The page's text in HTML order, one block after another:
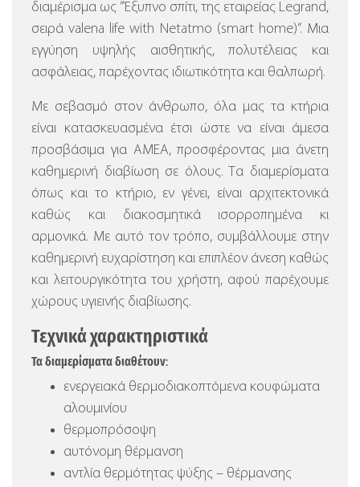
διαμέρισμα ως ”Έξυπνο σπίτι, της εταιρείας Legrand,
σειρά valena life with Netatmo (smart home)”. Μια
εγγύηση υψηλής αισθητικής, πολυτέλειας και
ασφάλειας, παρέχοντας ιδιωτικότητα και θαλπωρή.
Με σεβασμό στον άνθρωπο, όλα μας τα κτήρια
είναι κατασκευασμένα έτσι ώστε να είναι άμεσα
προσβάσιμα για ΑΜΕΑ, προσφέροντας μια άνετη
καθημερινή διαβίωση σε όλους. Τα διαμερίσματα
όπως και το κτήριο, εν γένει, είναι αρχιτεκτονικά
καθώς και διακοσμητικά ισορροπημένα κι
αρμονικά. Με αυτό τον τρόπο, συμβάλλουμε στην
καθημερινή ευχαρίστηση και επιπλέον άνεση καθώς
και λειτουργικότητα του χρήστη, αφού παρέχουμε
χώρους υγιεινής διαβίωσης.
Τεχνικά χαρακτηριστικά
Τα διαμερίσματα διαθέτουν:
ενεργειακά θερμοδιακοπτόμενα κουφώματα
αλουμινίου
θερμοπρόσοψη
αυτόνομη θέρμανση
αντλία θερμότητας ψύξης – θέρμανσης